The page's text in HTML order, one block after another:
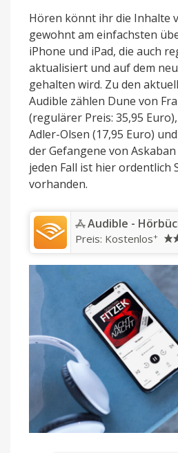
Hören könnt ihr die Inhalte
gewohnt am einfachsten
iPhone und iPad, die auch
aktualisiert und auf dem
gehalten wird. Zu den
Audible zählen Dune von
(regulärer Preis: 35,95
Adler-Olsen (17,95 Euro)
der Gefangene von
jeden Fall ist hier ordentlich
vorhanden.
‎Audible -
Preis: Kostenlos+